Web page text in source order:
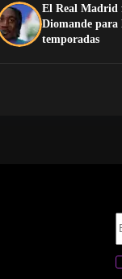
El Real Madrid
Diomande para
temporadas